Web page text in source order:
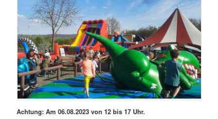
Achtung: Am 06.08.2023 von 12 bis 17 Uhr.